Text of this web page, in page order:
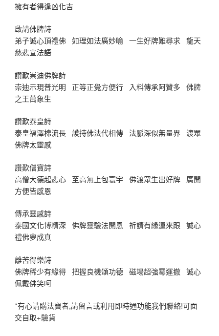
擁有者得逢凶化吉
啟請佛牌詩
弟子誠心頂禮佛 如理如法廣妙喻 一生好牌難尋求 龍天
慈悲宣法語
讚歎崇迪佛牌詩
崇迪示現普光明 正等正覺方便行 入料傳承阿贊多 佛牌
之王萬象生
讚歎泰皇詩
泰皇福澤棉流長 護持佛法代相傳 法脈深似無量界 渡眾
佛牌太靈感
讚歎僧寶詩
高僧大德起悲心 至高無上包寰宇 佛渡眾生出好牌 廣開
方便皆感恩
傳承靈感詩
泰國文化博精深 佛牌靈驗法開恩 祈請有緣運來跟 誠心
禮佛夢成真
離苦得樂詩
佛牌稀少有緣得 把握良機頌功德 磁場超強霉運撤 誠心
佩戴佛笑呵
*有心請購法寶者,請留言或利用即時通功能我們聯絡!可面
交自取+驗貨